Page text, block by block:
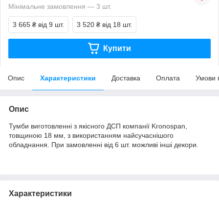
Мінімальне замовлення — 3 шт.
3 665 ₴ від 9 шт. 3 520 ₴ від 18 шт.
Купити
Опис Характеристики Доставка Оплата Умови
Опис
Тумби виготовленні з якісного ДСП компанії Kronospan,
товщиною 18 мм, з використанням найсучаснішого
обладнання. При замовленні від 6 шт. можливі інші декори.
Характеристики